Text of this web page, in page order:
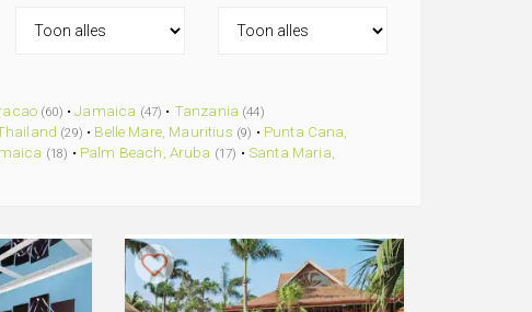
(60) •Jamaica (47) • Tanzania (44)
(29) • Belle Mare, Mauritius (9) • Punta Cana,
(18) • Palm Beach, Aruba (17) • Santa Maria,